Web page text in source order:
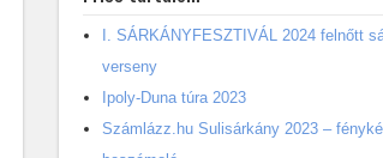
I. SÁRKÁNYFESZTIVÁL 2024 felnőtt
verseny
Ipoly-Duna túra 2023
Számlázz.hu Sulisárkány 2023 –